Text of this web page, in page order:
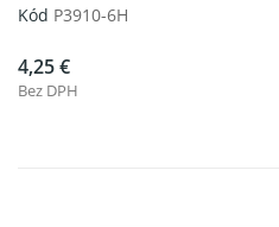
Kód P3910-6H
4,25 €
Bez DPH